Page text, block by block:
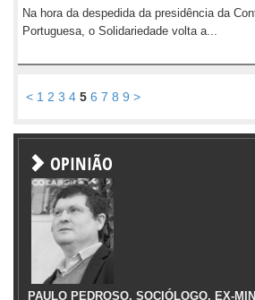
Na hora da despedida da presidência da
Portuguesa, o Solidariedade volta a...
< 1 2 3 4 5 6 7 8 9 >
OPINIÃO
PAULO PEDROSO, SOCIÓLOGO, EX-